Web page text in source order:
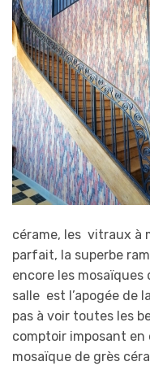
cérame, les vitraux à
parfait, la superbe
encore les mosaïques
salle est l’apogée de
pas à voir toutes les
comptoir imposant
mosaïque de grès